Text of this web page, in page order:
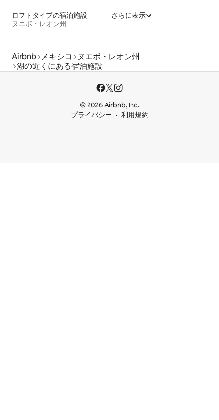
ロフトタイプの宿泊施設
ヌエボ・レオン州
さらに表示
Airbnb メキシコ
ヌエボ・レオン州
湖の近くにある宿泊施設
© 2026 Airbnb, Inc.
プライバシー
利用規約